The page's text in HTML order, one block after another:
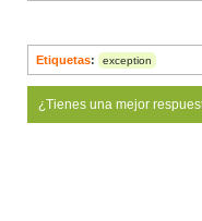
Etiquetas: exception
¿Tienes una mejor